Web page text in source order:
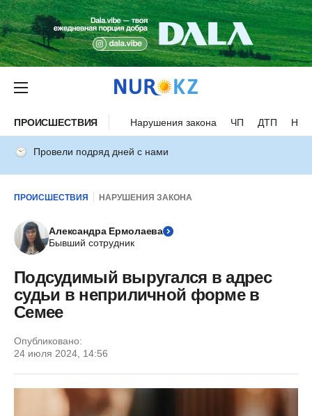
ПРОИСШЕСТВИЯ Нарушения закона ЧП ДТП
Провели подряд дней с нами
ПРОИСШЕСТВИЯ НАРУШЕНИЯ ЗАКОНА
Александра Ермолаева
Бывший сотрудник
Подсудимый выругался в адрес
судьи в неприличной форме в
Семее
Опубликовано:
24 июля 2024, 14:56